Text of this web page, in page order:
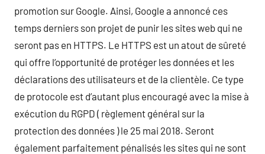
promotion sur Google. Ainsi, Google a annoncé ces
temps derniers son projet de punir les sites web qui ne
seront pas en HTTPS. Le HTTPS est un atout de sûreté
qui offre l’opportunité de protéger les données et les
déclarations des utilisateurs et de la clientèle. Ce type
de protocole est d’autant plus encouragé avec la mise à
exécution du RGPD ( règlement général sur la
protection des données ) le 25 mai 2018. Seront
également parfaitement pénalisés les sites qui ne sont